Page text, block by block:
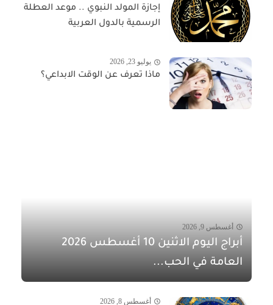
إجازة المولد النبوي .. موعد العطلة
الرسمية بالدول العربية
يوليو 23, 2026
ماذا تعرف عن الوقت الابداعي؟
أغسطس 9, 2026
أبراج اليوم الاثنين 10 أغسطس 2026
العامة في الحب...
أغسطس 8, 2026